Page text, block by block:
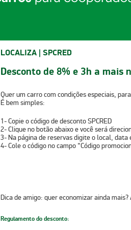
LOCALIZA | SPCRED
Desconto de 8% e 3h a mais
Quer um carro com condições especiais,
É bem simples:
1-Copie o código de descontoSPCRED
2-Clique no botão abaixo e você será
3-Na página de reservas digite o local,
4-Cole o código no campo “Código
Dica de amigo: quer economizar ainda
Regulamento do desconto: